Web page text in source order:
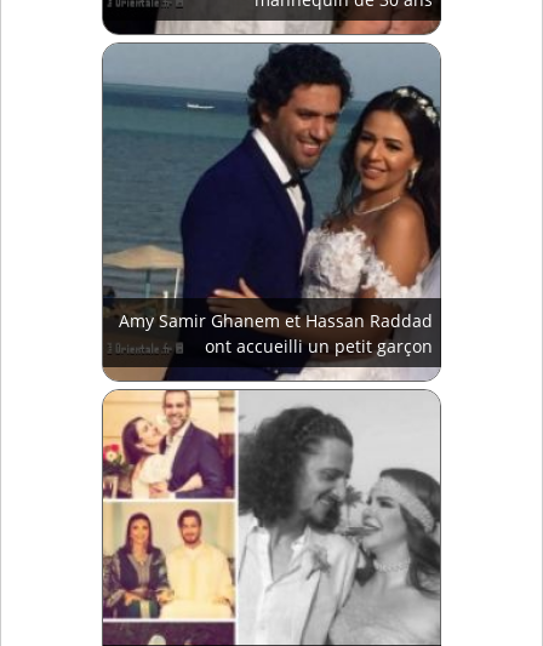
Amy Samir Ghanem et Hassan Raddad
ont accueilli un petit garçon